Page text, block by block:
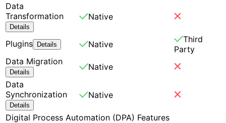
Data
Transformation
Details
Native
Plugins Details Native
Third
Party
Data Migration
Details
Native
Data
Synchronization
Details
Native
Digital Process Automation (DPA) Features